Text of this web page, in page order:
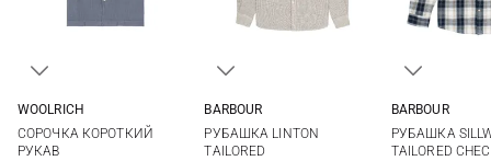
3XL
WOOLRICH
СОРОЧКА КОРОТКИЙ
РУКАВ
XXL
3XL
BARBOUR
РУБАШКА LINTON
TAILORED
BARBOUR
РУБАШКА
TAILORED